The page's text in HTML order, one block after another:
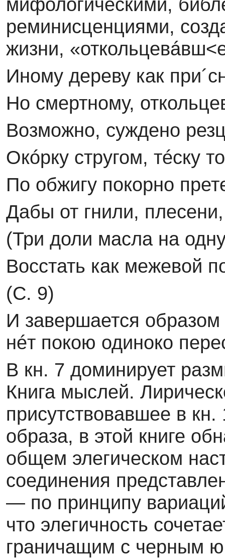
реминисценциями,
жизни,
Иному дереву как
Но смертному,
Возможно, суждено
Окóрку стругом, тéску
По обжигу покорно
Дабы от гнили,
(Три доли масла на
Восстать как межевой
(С. 9)
И завершается
нéт покою одиноко
В кн. 7 доминирует
Книга мыслей.
присутствовавшее в
образа, в этой книге
общем элегическом
соединения
— по принципу
что элегичность
граничащим с черным